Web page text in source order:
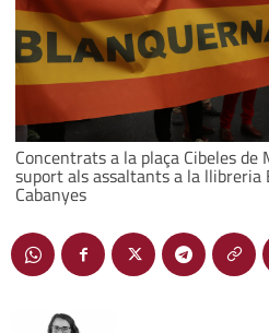
Concentrats a la plaça Cibeles de
suport als assaltants a la llibreria
Cabanyes